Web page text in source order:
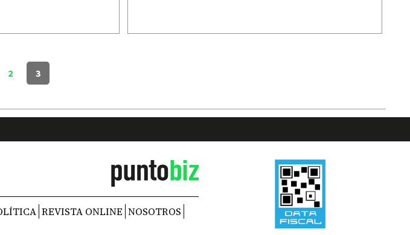
2 3
REVISTA ONLINE NOSOTROS